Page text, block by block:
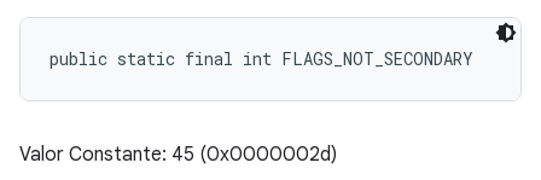
public static final int FLAGS_NOT_SECONDARY
Valor Constante: 45 (0x0000002d)